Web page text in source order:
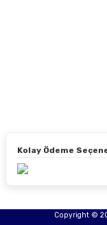
Kolay Ödeme
Copyright ©